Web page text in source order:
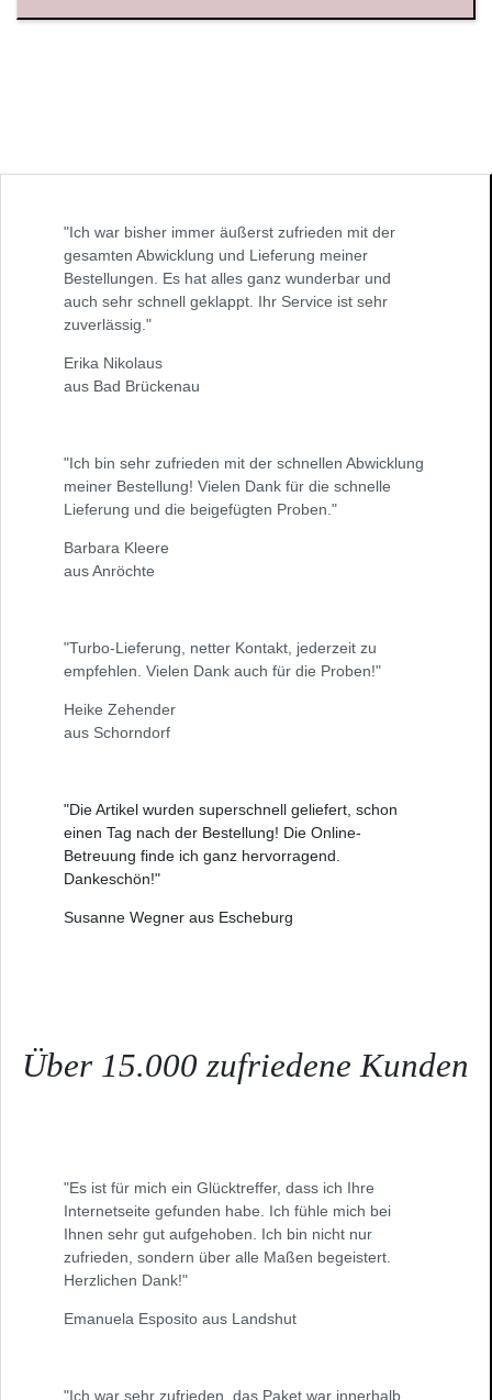
"Ich war bisher immer äußerst zufrieden mit der
gesamten Abwicklung und Lieferung meiner
Bestellungen. Es hat alles ganz wunderbar und
auch sehr schnell geklappt. Ihr Service ist sehr
zuverlässig."
Erika Nikolaus
aus Bad Brückenau
"Ich bin sehr zufrieden mit der schnellen Abwicklung
meiner Bestellung! Vielen Dank für die schnelle
Lieferung und die beigefügten Proben."
Barbara Kleere
aus Anröchte
"Turbo-Lieferung, netter Kontakt, jederzeit zu
empfehlen. Vielen Dank auch für die Proben!"
Heike Zehender
aus Schorndorf
"Die Artikel wurden superschnell geliefert, schon
einen Tag nach der Bestellung! Die Online-
Betreuung finde ich ganz hervorragend.
Dankeschön!"
Susanne Wegner aus Escheburg
Über 15.000 zufriedene Kunden
"Es ist für mich ein Glücktreffer, dass ich Ihre
Internetseite gefunden habe. Ich fühle mich bei
Ihnen sehr gut aufgehoben. Ich bin nicht nur
zufrieden, sondern über alle Maßen begeistert.
Herzlichen Dank!"
Emanuela Esposito aus Landshut
"Ich war sehr zufrieden, das Paket war innerhalb